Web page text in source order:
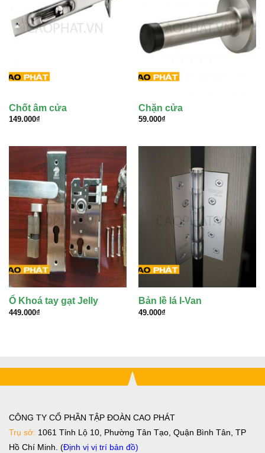
Chốt âm cửa
149.000₫
Chặn cửa
59.000₫
Ổ Khoá tay gạt Jelly
449.000₫
Bản lề lá I-Van
49.000₫
CÔNG TY CỔ PHẦN TẬP ĐOÀN CAO PHÁT
Trụ sở: 1061 Tỉnh Lộ 10, Phường Tân Tạo, Quận Bình Tân, TP
Hồ Chí Minh. (Định vị vị trí bản đồ)